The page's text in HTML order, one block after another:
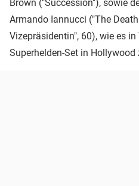
Brown ("Succession"), sowie
Armando Iannucci ("The
Vizepräsidentin", 60), wie es
Superhelden-Set in Hollywood